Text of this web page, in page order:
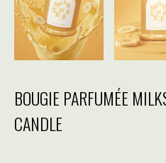
BOUGIE PARFUMÉE
CANDLE